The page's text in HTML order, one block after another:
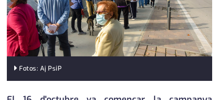
política
promo serveis
reportatge
Fotos: Aj PsiP